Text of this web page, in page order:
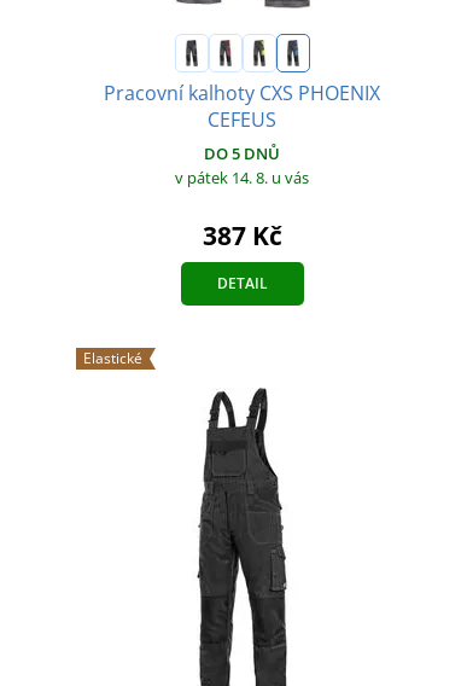
Pracovní kalhoty CXS PHOENIX
CEFEUS
DO 5 DNŮ
v pátek 14. 8. u vás
387 Kč
DETAIL
Elastické